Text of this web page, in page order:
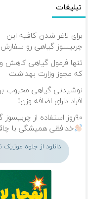
تبلیغات
برای لاغر شدن کافیه این
چربیسوز گیاهی رو سفارش
بدی(۵۰%تخفیف تا امشب)
تنها فرمول گیاهی کاهش
که مجوز وزارت بهداشت
دارد(کلیک جهت سفارش)
نوشیدنی گیاهی محبوب
افراد دارای اضافه وزن!
۶۰%تخفیف
۹۰روز استفاده از چربیسوز گیاهی
خدافظی همیشگی با
خرید با تخفیف
دانلود از جلوه